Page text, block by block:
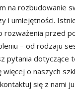
na rozbudowanie
i umiejętności.
rozważenia przed
– od rodzaju
pytania dotyczące
o naszych
się z nami